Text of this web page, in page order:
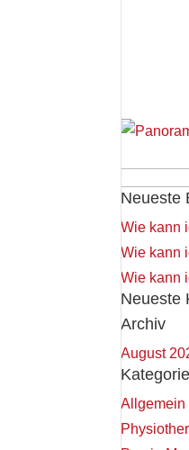
nach:
Neueste
Wie kann
Wie kann
Wie kann
Neueste
Archiv
August
Allgemein